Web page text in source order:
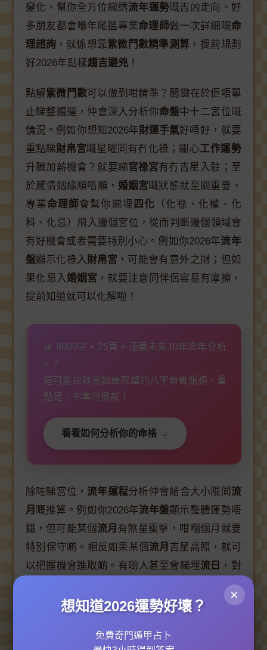
變化，幫你全方位睇透流年運勢嘅吉凶走向。好
多朋友都會喺年尾搵專業命理師做一次詳細嘅命
理諮詢 ，就係想靠紫微鬥數精準測算 ，提前規劃
好2026年點樣趨吉避兇 ！
點解紫微鬥數可以做到咁精準？關鍵在於佢唔單
止睇整體運，仲會深入分析你命盤中十二宮位嘅
情況。例如你想知2026年財運手氣好唔好，就要
重點睇財帛宮嘅星曜同有冇化祿；關心工作運勢
升職加薪機會？就要睇官祿宮有冇吉星入駐；至
於感情姻緣順唔順， 婚姻宮嘅狀態就至關重要。
專業命理師會幫你睇埋 四化 （化祿、化權、化
科、化忌）飛入邊個宮位，從而判斷邊個領域會
有好機會或者需要特別小心。例如你2026年流年
盤顯示化祿入財帛宮 ，可能會有意外之財；但如
果化忌入婚姻宮 ，就要注意同伴侶容易有摩擦，
提前知道就可以化解啦！
📊 8000字 × 25頁 × 涵蓋未來10年流年分析
= ？
這可能是我見過最完整的八字命書服務。重
點是：不準可退款！
看看如何分析你的命格 →
除咗睇宮位， 流年運程分析仲會結合大小限同 流
月 嘅推算。例如你2026年流年盤顯示整體運勢唔
錯，但可能某個 流月 有煞星衝擊，咁嗰個月就要
特別保守啲。相反如果某個 流月 吉星高照，就可
以把握機會進取啲。有啲人甚至會睇埋流日 ，對
於重要決策日子（例如簽約、求婚）揀個吉日，
增加成功率。另外，紫微鬥數同奇門遁甲 或者風
健康狀況比較弱，可以透過
×
想知道2026運勢好壞？
免費奇門遁甲占卜